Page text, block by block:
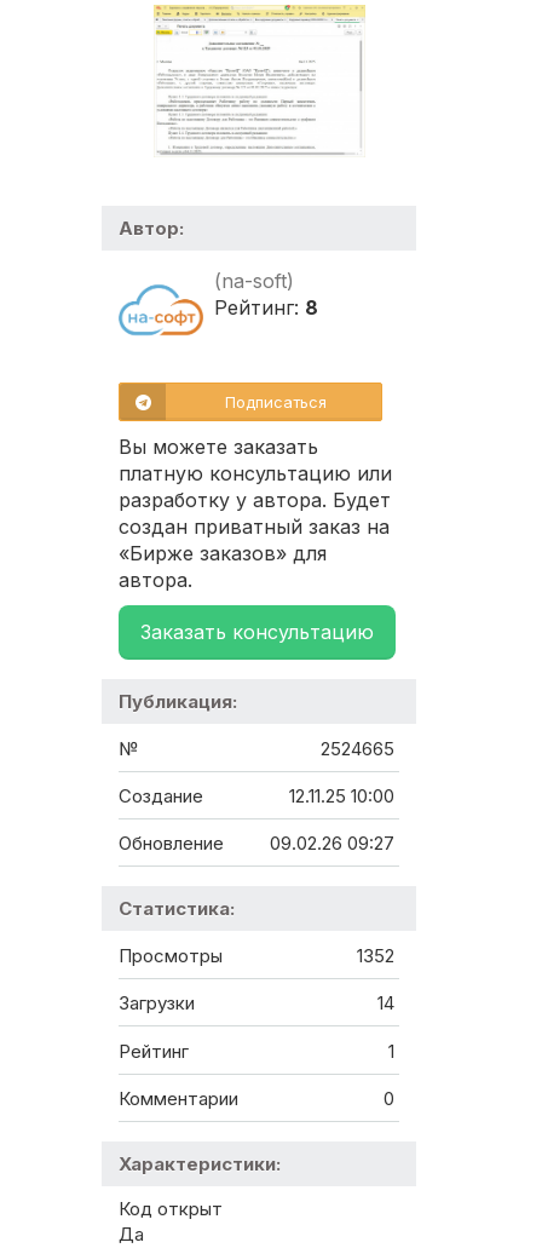
Автор:
(na-soft)
Рейтинг: 8
Подписаться
Вы можете заказать
платную консультацию или
разработку у автора. Будет
создан приватный заказ на
«Бирже заказов» для
автора.
Заказать консультацию
Публикация:
№ 2524665
Создание 12.11.25 10:00
Обновление 09.02.26 09:27
Статистика:
Просмотры 1352
Загрузки 14
Рейтинг 1
Комментарии 0
Характеристики:
Код открыт
Да